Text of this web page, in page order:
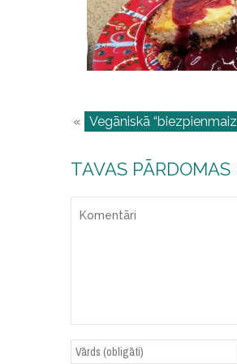
« Vegāniskā
TAVAS PĀRDOMAS